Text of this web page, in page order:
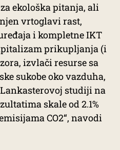
ekološka pitanja, ali
vrtoglavi rast,
i kompletne IKT
prikupljanja (i
izvlači resurse sa
sukobe oko vazduha,
studiji na
skale od 2.1%
CO2“, navodi